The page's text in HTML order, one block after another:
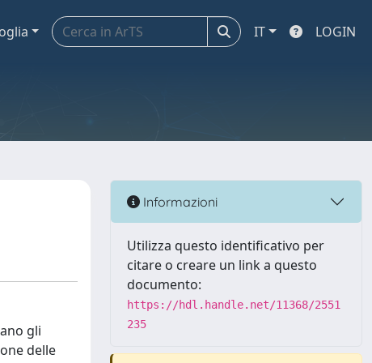
IT LOGIN
gli
delle
Informazioni
Utilizza questo identificativo per
citare o creare un link a questo
documento:
https://hdl.handle.net/11368/2551
235